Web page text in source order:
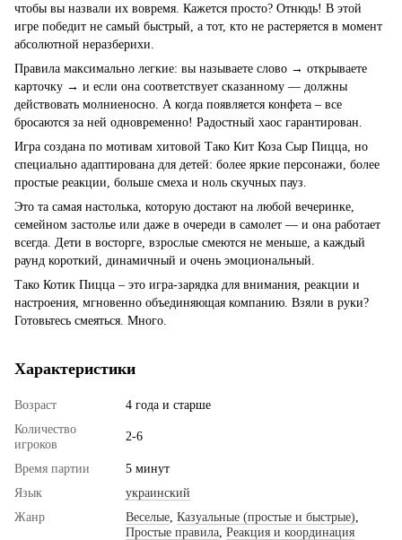
чтобы вы назвали их вовремя. Кажется просто? Отнюдь! В этой
игре победит не самый быстрый, а тот, кто не растеряется в момент
абсолютной неразберихи.
Правила максимально легкие: вы называете слово → открываете
карточку → и если она соответствует сказанному — должны
действовать молниеносно. А когда появляется конфета – все
бросаются за ней одновременно! Радостный хаос гарантирован.
Игра создана по мотивам хитовой Тако Кит Коза Сыр Пицца, но
специально адаптирована для детей: более яркие персонажи, более
простые реакции, больше смеха и ноль скучных пауз.
Это та самая настолька, которую достают на любой вечеринке,
семейном застолье или даже в очереди в самолет — и она работает
всегда. Дети в восторге, взрослые смеются не меньше, а каждый
раунд короткий, динамичный и очень эмоциональный.
Тако Котик Пицца – это игра-зарядка для внимания, реакции и
настроения, мгновенно объединяющая компанию. Взяли в руки?
Готовьтесь смеяться. Много.
Характеристики
Возраст
4 года и старше
Количество
игроков
2-6
Время партии
5 минут
Язык
украинский
Жанр
Веселые Казуальные (простые и быстрые)
Простые правила Реакция и координация